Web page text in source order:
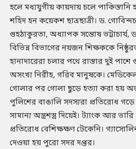
হলে মধ্যযুগীয় কায়দায় চলে পাকিস্তানি
শহিদ হন কয়েকশ ছাত্রছাত্রী। ড.
গুহঠাকুরতা, অধ্যাপক সন্তোষ ভট্টাচার্য,
বিভিন্ন বিভাগের নয়জন শিক্ষককে
হানাদারেরা চলার পথে রাস্তার দুই
অসংখ্য নিরীহ, গরিব মানুষকে।
গোলার পর গোলা ছুড়ে হত্যা করা হয়
পুলিশের বাঙালি সদস্যরা প্রতিরোধ
সামান্য অস্ত্রশস্ত্র দিয়েই। ট্যাংক আর
প্রতিরোধ বেশিক্ষক্ষণ টেকেনি।
দেওয়া হয় পুরো সদর দপ্তর।